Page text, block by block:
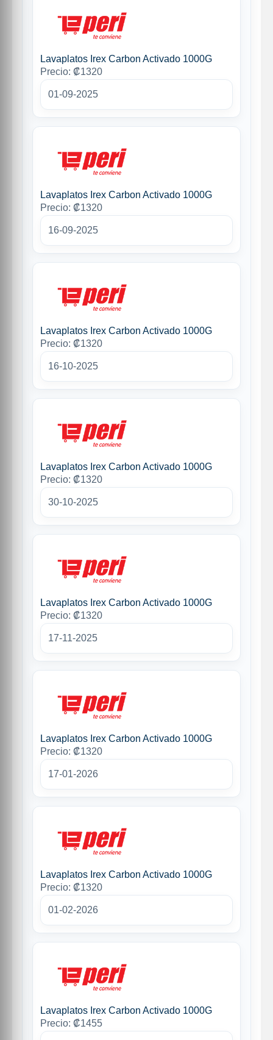
Lavaplatos Irex Carbon Activado 1000G
Precio: ₡1320
01-09-2025
Lavaplatos Irex Carbon Activado 1000G
Precio: ₡1320
16-09-2025
Lavaplatos Irex Carbon Activado 1000G
Precio: ₡1320
16-10-2025
Lavaplatos Irex Carbon Activado 1000G
Precio: ₡1320
30-10-2025
Lavaplatos Irex Carbon Activado 1000G
Precio: ₡1320
17-11-2025
Lavaplatos Irex Carbon Activado 1000G
Precio: ₡1320
17-01-2026
Lavaplatos Irex Carbon Activado 1000G
Precio: ₡1320
01-02-2026
Lavaplatos Irex Carbon Activado 1000G
Precio: ₡1455